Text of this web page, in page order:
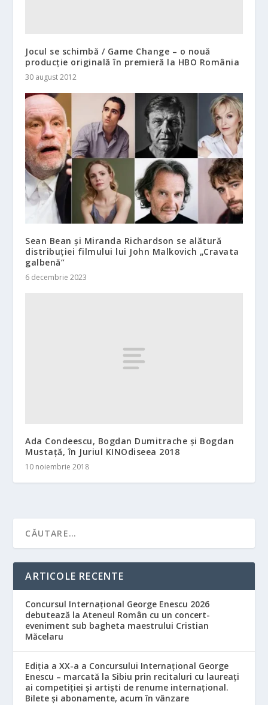
Jocul se schimbă / Game Change – o nouă
producţie originală în premieră la HBO România
30 august 2012
Sean Bean și Miranda Richardson se alătură
distribuției filmului lui John Malkovich „Cravata
galbenă”
6 decembrie 2023
Ada Condeescu, Bogdan Dumitrache și Bogdan
Mustață, în Juriul KINOdiseea 2018
10 noiembrie 2018
ARTICOLE RECENTE
Concursul Internațional George Enescu 2026
debutează la Ateneul Român cu un concert-
eveniment sub bagheta maestrului Cristian
Măcelaru
Ediția a XX-a a Concursului Internațional George
Enescu – marcată la Sibiu prin recitaluri cu laureați
ai competiției și artiști de renume internațional.
Bilete și abonamente, acum în vânzare